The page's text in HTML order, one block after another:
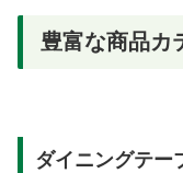
豊富な商品カ
ダイニングテー